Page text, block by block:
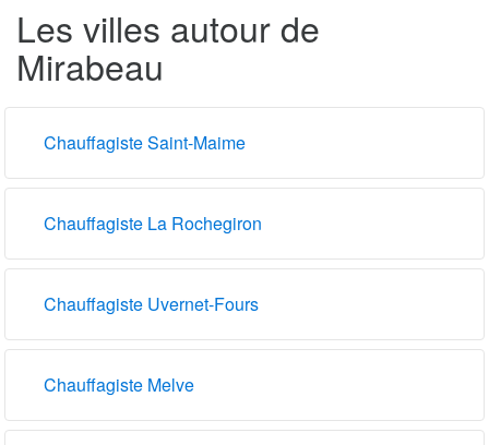
Les villes autour de
Mirabeau
Chauffagiste Saint-Maime
Chauffagiste La Rochegiron
Chauffagiste Uvernet-Fours
Chauffagiste Melve